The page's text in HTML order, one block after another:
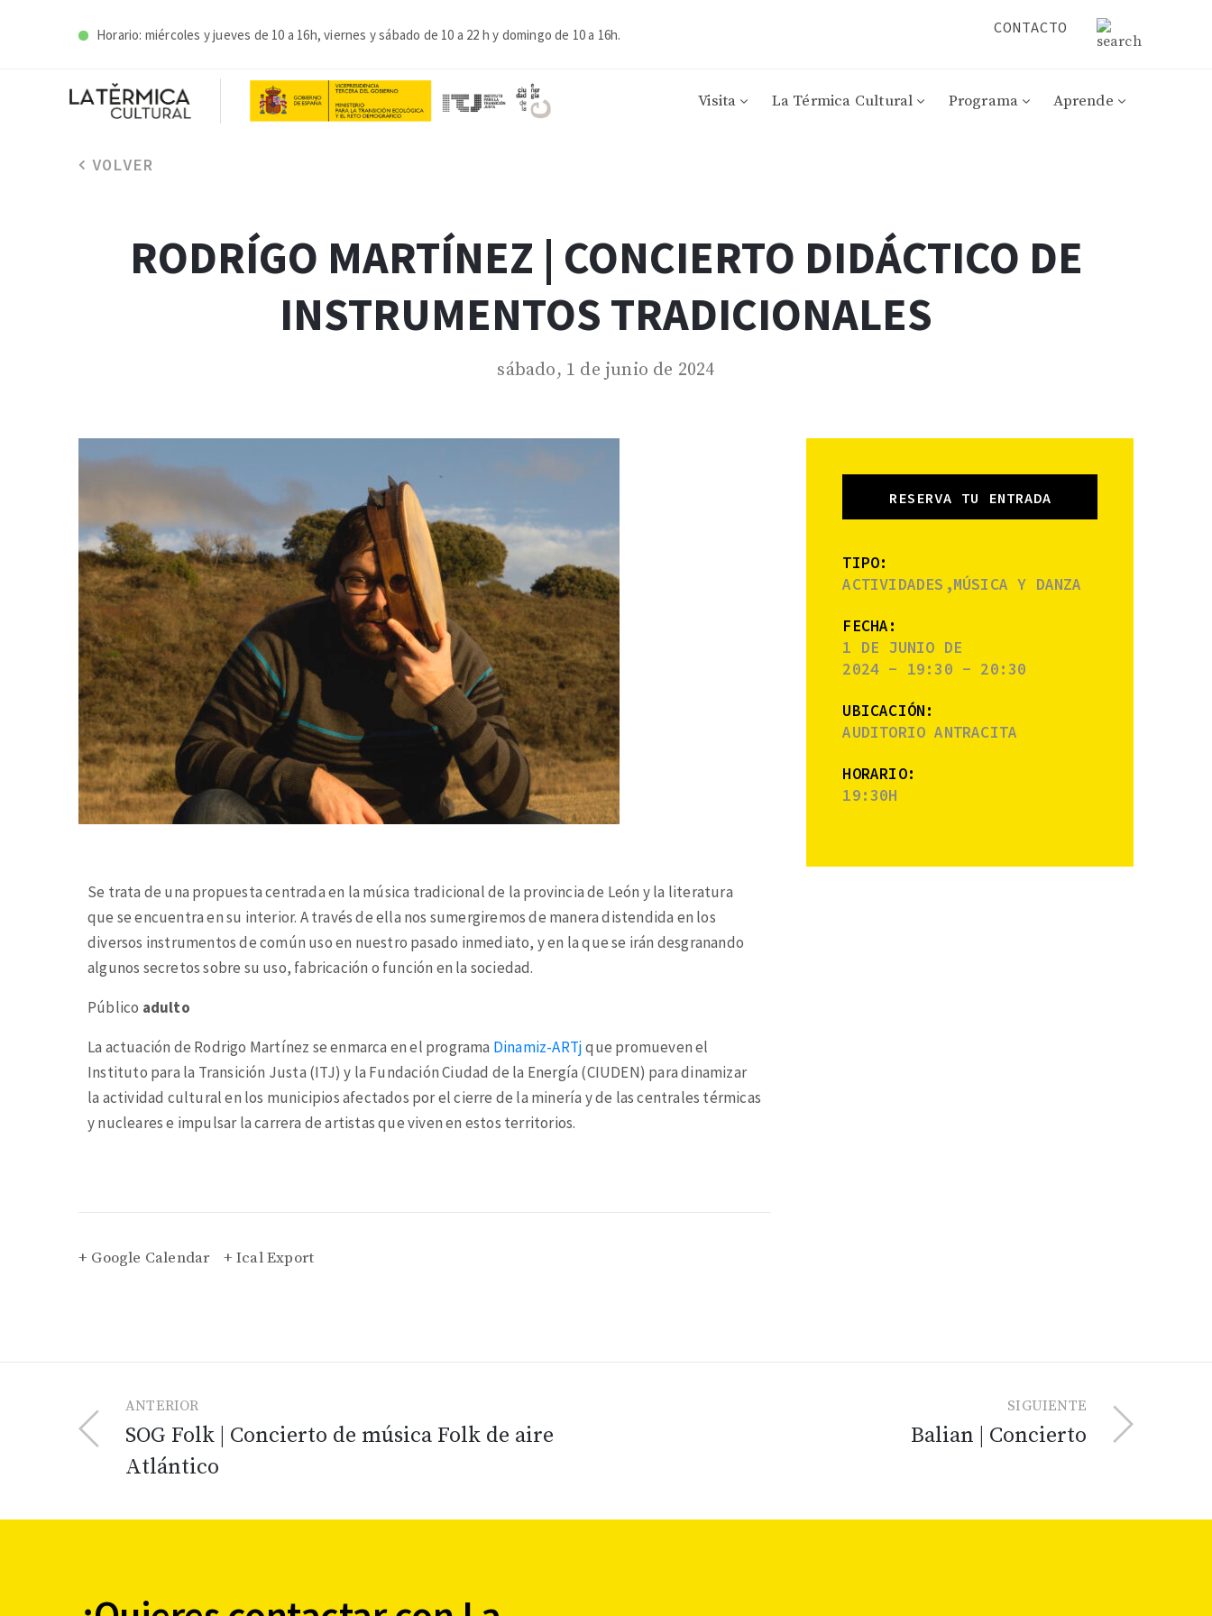
Horario: miércoles y jueves de 10 a 16h, viernes y sábado de 10 a 22 h y domingo de 10 a 16h. CONTACTO
Visita La Térmica Cultural Programa Aprende
VOLVER
RODRÍGO MARTÍNEZ | CONCIERTO DIDÁCTICO DE
INSTRUMENTOS TRADICIONALES
sábado, 1 de junio de 2024
Se trata de una propuesta centrada en la música tradicional de la provincia de León y la literatura
que se encuentra en su interior. A través de ella nos sumergiremos de manera distendida en los
diversos instrumentos de común uso en nuestro pasado inmediato, y en la que se irán desgranando
algunos secretos sobre su uso, fabricación o función en la sociedad.
Público adulto
La actuación de Rodrigo Martínez se enmarca en el programa Dinamiz-ARTjque promueven el
Instituto para la Transición Justa (ITJ) y la Fundación Ciudad de la Energía (CIUDEN) para dinamizar
la actividad cultural en los municipios afectados por el cierre de la minería y de las centrales térmicas
y nucleares e impulsar la carrera de artistas que viven en estos territorios.
+ Google Calendar + Ical Export
RESERVA TU ENTRADA
TIPO:
ACTIVIDADES,MÚSICA Y DANZA
FECHA:
1 DE JUNIO DE
2024 - 19:30 - 20:30
UBICACIÓN:
AUDITORIO ANTRACITA
HORARIO:
19:30H
ANTERIOR
SOG Folk | Concierto de música Folk de aire
Atlántico
SIGUIENTE
Balian | Concierto